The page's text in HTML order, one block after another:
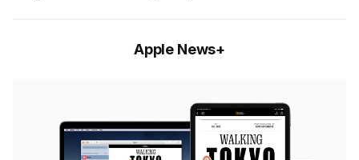
Apple News+